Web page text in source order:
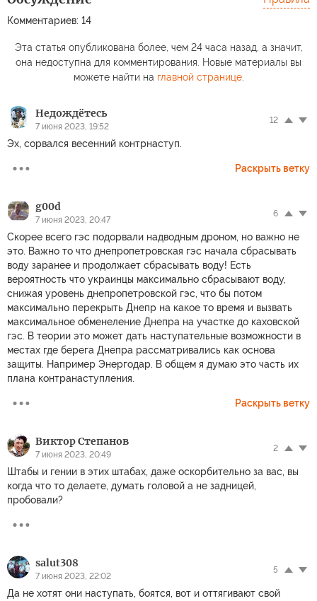
Комментариев: 14
Эта статья опубликована более, чем 24 часа назад, а значит,
она недоступна для комментирования. Новые материалы вы
можете найти на главной странице.
Недождётесь
7 июня 2023, 19:52
12
Эх, сорвался весенний контрнаступ.
Раскрыть ветку
g00d
7 июня 2023, 20:47
6
Скорее всего гэс подорвали надводным дроном, но важно не
это. Важно то что днепропетровская гэс начала сбрасывать
воду заранее и продолжает сбрасывать воду! Есть
вероятность что украинцы максимально сбрасывают воду,
снижая уровень днепропетровской гэс, что бы потом
максимально перекрыть Днепр на какое то время и вызвать
максимальное обменеление Днепра на участке до каховской
гэс. В теории это может дать наступательные возможности в
местах где берега Днепра рассматривались как основа
защиты. Например Энергодар. В общем я думаю это часть их
плана контранаступления.
Раскрыть ветку
Виктор Степанов
7 июня 2023, 20:49
2
Штабы и гении в этих штабах, даже оскорбительно за вас, вы
когда что то делаете, думать головой а не задницей,
пробовали?
salut308
7 июня 2023, 22:02
5
Да не хотят они наступать, боятся, вот и оттягивают свой